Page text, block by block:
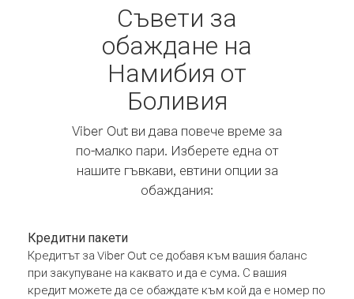
Съвети за
обаждане на
Намибия от
Боливия
Viber Out ви дава повече време за
по-малко пари. Изберете една от
нашите гъвкави, евтини опции за
обаждания:
Кредитни пакети
Кредитът за Viber Out се добавя към вашия баланс
при закупуване на каквато и да е сума. С вашия
кредит можете да се обаждате към кой да е номер по